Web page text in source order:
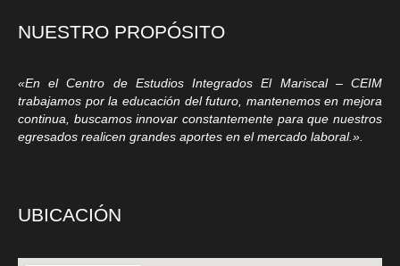
NUESTRO PROPÓSITO
«En el Centro de Estudios Integrados El Mariscal – CEIM
trabajamos por la educación del futuro, mantenemos en mejora
continua, buscamos innovar constantemente para que nuestros
egresados realicen grandes aportes en el mercado laboral.».
UBICACIÓN